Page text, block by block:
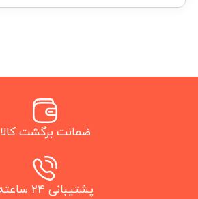
ضمانت برگشت کالا
پشتیبانی 24 ساعته